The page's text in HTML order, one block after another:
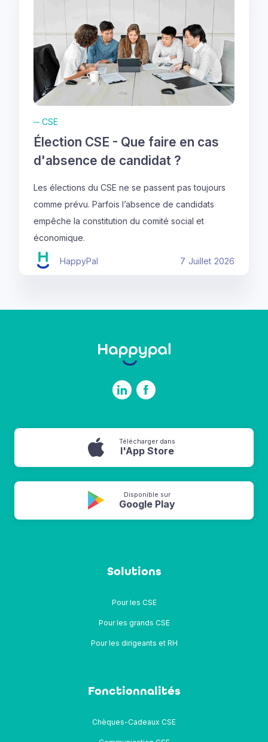
─ CSE
Élection CSE - Que faire en cas
d'absence de candidat ?
Les élections du CSE ne se passent pas toujours
comme prévu. Parfois l’absence de candidats
empêche la constitution du comité social et
économique.
HappyPal 7 Juillet 2026
Télécharger dans
l'App Store
Disponible sur
Google Play
Solutions
Pour les dirigeants et RH
Pour les CSE
Pour les grands CSE
Fonctionnalités
Chèques-Cadeaux CSE